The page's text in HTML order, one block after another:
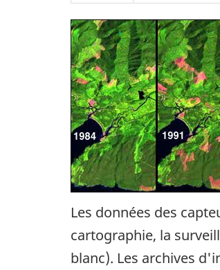
Les données des
cartographie, la
blanc). Les archives